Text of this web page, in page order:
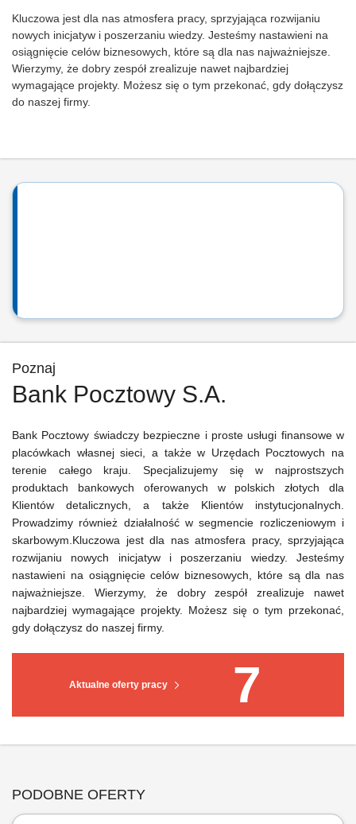
Kluczowa jest dla nas atmosfera pracy, sprzyjająca rozwijaniu
nowych inicjatyw i poszerzaniu wiedzy. Jesteśmy nastawieni na
osiągnięcie celów biznesowych, które są dla nas najważniejsze.
Wierzymy, że dobry zespół zrealizuje nawet najbardziej
wymagające projekty. Możesz się o tym przekonać, gdy dołączysz
do naszej firmy.
Poznaj
Bank Pocztowy S.A.
Aktualne oferty pracy 7
Bank Pocztowy świadczy bezpieczne i proste usługi finansowe w
placówkach własnej sieci, a także w Urzędach Pocztowych na
terenie całego kraju. Specjalizujemy się w najprostszych
produktach bankowych oferowanych w polskich złotych dla
Klientów detalicznych, a także Klientów instytucjonalnych.
Prowadzimy również działalność w segmencie rozliczeniowym i
skarbowym.Kluczowa jest dla nas atmosfera pracy, sprzyjająca
rozwijaniu nowych inicjatyw i poszerzaniu wiedzy. Jesteśmy
nastawieni na osiągnięcie celów biznesowych, które są dla nas
najważniejsze. Wierzymy, że dobry zespół zrealizuje nawet
najbardziej wymagające projekty. Możesz się o tym przekonać,
gdy dołączysz do naszej firmy.
PODOBNE OFERTY